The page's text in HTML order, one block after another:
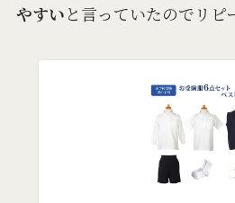
やすいと言っていたのでリピ